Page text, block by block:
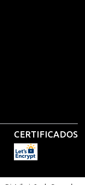
CERTIFICADOS